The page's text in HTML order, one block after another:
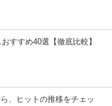
すすめ40選【徹底比較】
、ヒットの推移をチェッ